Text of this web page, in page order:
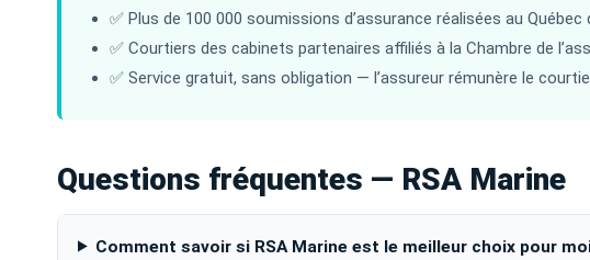
✅ Plus de 100 000 soumissions d’assurance réalisées au Québec
✅ Courtiers des cabinets partenaires affiliés à la Chambre de
✅ Service gratuit, sans obligation — l’assureur rémunère le
Questions fréquentes — RSA Marine
Comment savoir si RSA Marine est le meilleur choix pour